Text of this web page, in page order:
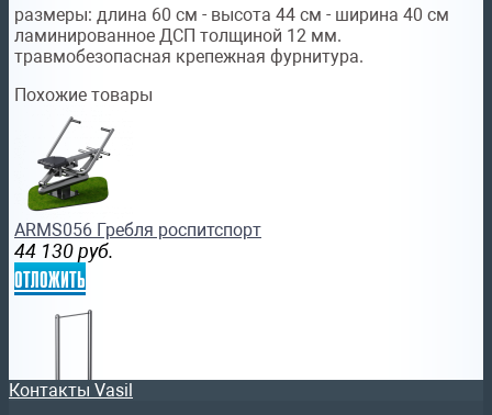
размеры: длина 60 см - высота 44 см - ширина 40 см
ламинированное ДСП толщиной 12 мм.
травмобезопасная крепежная фурнитура.
Похожие товары
ARMS056 Гребля роспитспорт
44 130 руб.
отложить
Контакты Vasil